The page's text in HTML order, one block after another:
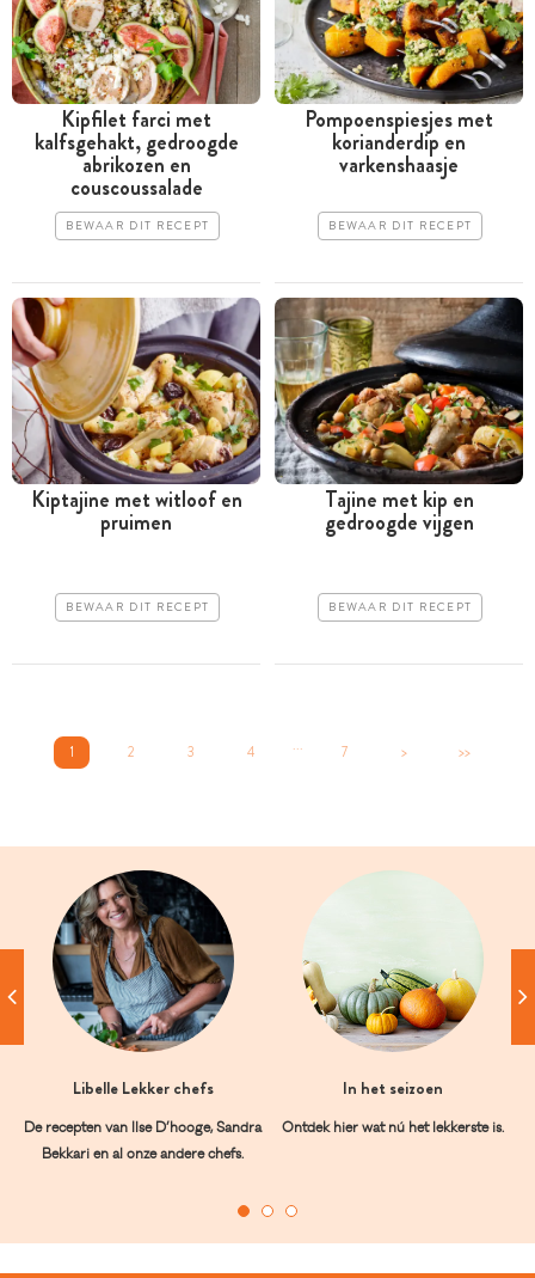
Kipfilet farci met
kalfsgehakt, gedroogde
abrikozen en
couscoussalade
BEWAAR DIT RECEPT
Pompoenspiesjes met
korianderdip en
varkenshaasje
BEWAAR DIT RECEPT
Kiptajine met witloof en
pruimen
BEWAAR DIT RECEPT
Tajine met kip en
gedroogde vijgen
BEWAAR DIT RECEPT
1 2 3 4 ... 7 > >>
Libelle Lekker chefs
De recepten van Ilse D’hooge, Sandra
Bekkari en al onze andere chefs.
In het seizoen
Ontdek hier wat nú het lekkerste is.